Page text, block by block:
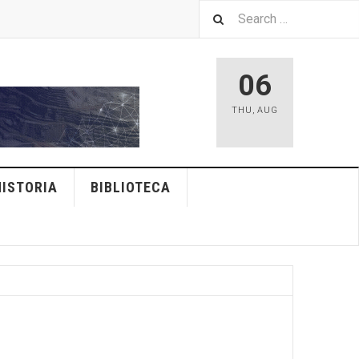
06
THU , AUG
BIBLIOTECA